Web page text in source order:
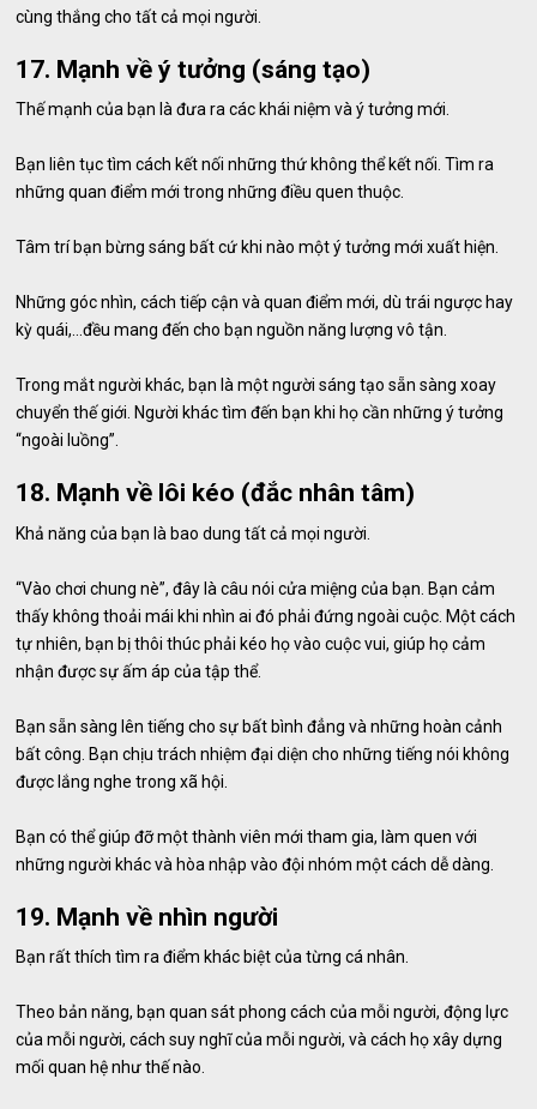
cùng thắng cho tất cả mọi người.
17. Mạnh về ý tưởng (sáng tạo)
Thế mạnh của bạn là đưa ra các khái niệm và ý tưởng mới.
Bạn liên tục tìm cách kết nối những thứ không thể kết nối. Tìm ra
những quan điểm mới trong những điều quen thuộc.
Tâm trí bạn bừng sáng bất cứ khi nào một ý tưởng mới xuất hiện.
Những góc nhìn, cách tiếp cận và quan điểm mới, dù trái ngược hay
kỳ quái,…đều mang đến cho bạn nguồn năng lượng vô tận.
Trong mắt người khác, bạn là một người sáng tạo sẵn sàng xoay
chuyển thế giới. Người khác tìm đến bạn khi họ cần những ý tưởng
“ngoài luồng”.
18. Mạnh về lôi kéo (đắc nhân tâm)
Khả năng của bạn là bao dung tất cả mọi người.
“Vào chơi chung nè”, đây là câu nói cửa miệng của bạn. Bạn cảm
thấy không thoải mái khi nhìn ai đó phải đứng ngoài cuộc. Một cách
tự nhiên, bạn bị thôi thúc phải kéo họ vào cuộc vui, giúp họ cảm
nhận được sự ấm áp của tập thể.
Bạn sẵn sàng lên tiếng cho sự bất bình đẳng và những hoàn cảnh
bất công. Bạn chịu trách nhiệm đại diện cho những tiếng nói không
được lắng nghe trong xã hội.
Bạn có thể giúp đỡ một thành viên mới tham gia, làm quen với
những người khác và hòa nhập vào đội nhóm một cách dễ dàng.
19. Mạnh về nhìn người
Bạn rất thích tìm ra điểm khác biệt của từng cá nhân.
Theo bản năng, bạn quan sát phong cách của mỗi người, động lực
của mỗi người, cách suy nghĩ của mỗi người, và cách họ xây dựng
mối quan hệ như thế nào.